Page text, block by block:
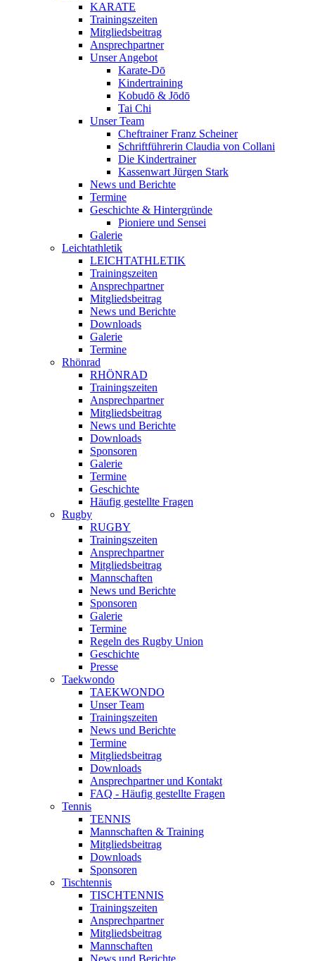
KARATE
Trainingszeiten
Mitgliedsbeitrag
Ansprechpartner
Unser Angebot
Karate-Dō
Kindertraining
Kobudō & Jōdō
Tai Chi
Unser Team
Cheftrainer Franz Scheiner
Schriftführerin Claudia von Collani
Die Kindertrainer
Kassenwart Jürgen Stark
News und Berichte
Termine
Geschichte & Hintergründe
Pioniere und Sensei
Galerie
Leichtathletik
LEICHTATHLETIK
Trainingszeiten
Ansprechpartner
Mitgliedsbeitrag
News und Berichte
Downloads
Galerie
Termine
Rhönrad
RHÖNRAD
Trainingszeiten
Ansprechpartner
Mitgliedsbeitrag
News und Berichte
Downloads
Sponsoren
Galerie
Termine
Geschichte
Häufig gestellte Fragen
Rugby
RUGBY
Trainingszeiten
Ansprechpartner
Mitgliedsbeitrag
Mannschaften
News und Berichte
Sponsoren
Galerie
Termine
Regeln des Rugby Union
Geschichte
Presse
Taekwondo
TAEKWONDO
Unser Team
Trainingszeiten
News und Berichte
Termine
Mitgliedsbeitrag
Downloads
Ansprechpartner und Kontakt
FAQ - Häufig gestellte Fragen
Tennis
TENNIS
Mannschaften & Training
Mitgliedsbeitrag
Downloads
Sponsoren
Tischtennis
TISCHTENNIS
Trainingszeiten
Ansprechpartner
Mitgliedsbeitrag
Mannschaften
News und Berichte